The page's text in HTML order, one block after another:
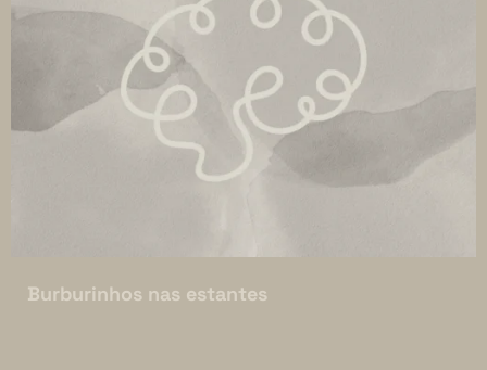
Burburinhos nas estantes